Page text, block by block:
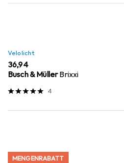
Velolicht
EUR
36,94
Busch & MüllerBrixxi
4
MENGENRABATT